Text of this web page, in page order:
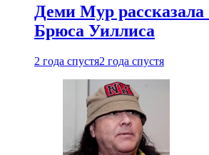
Деми Мур рассказала
Брюса Уиллиса
2 года спустя2 года спустя